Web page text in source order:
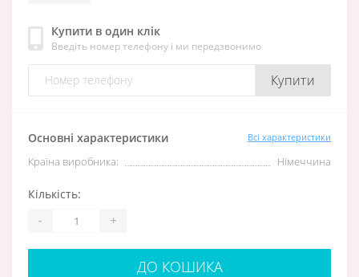
Купити в один клік
Введіть номер телефону і ми передзвонимо
Купити
Основні характеристики Всі характеристики
Країна виробника: Німеччина
Кількість:
- +
ДО КОШИКА